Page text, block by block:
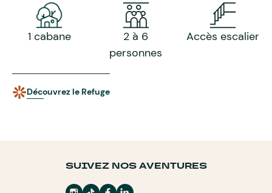
1 cabane
2 à 6
personnes
Accès escalier
Découvrez le Refuge
SUIVEZ NOS AVENTURES